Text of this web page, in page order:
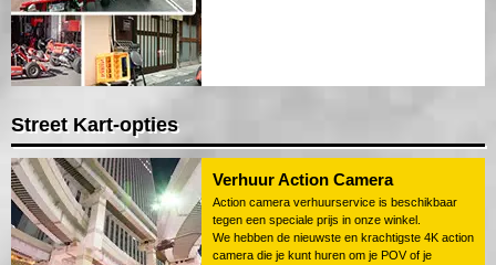
Street Kart-opties
Verhuur Action Camera
Action camera verhuurservice is beschikbaar
tegen een speciale prijs in onze winkel.
We hebben de nieuwste en krachtigste 4K action
camera die je kunt huren om je POV of je